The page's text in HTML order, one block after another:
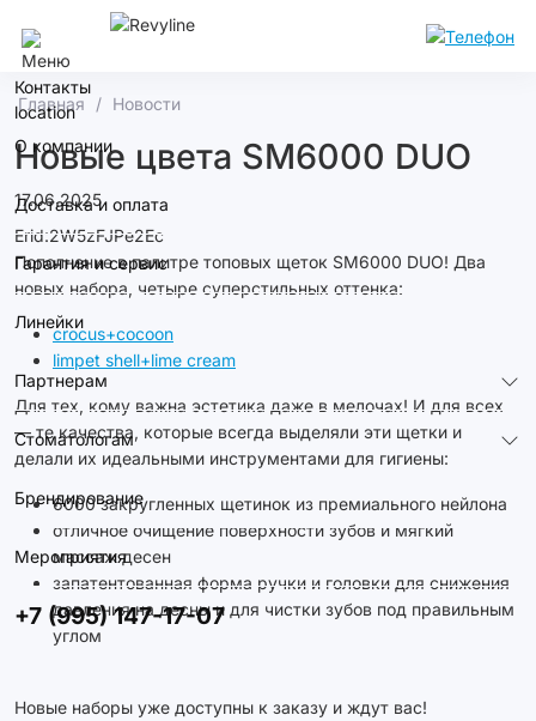
Воронеж
Контакты
О компании
Доставка и оплата
Гарантия и сервис
Линейки
Партнерам
Стоматологам
Брендирование
Мероприятия
+7 (995) 147-17-07
Главная Новости
Новые цвета SM6000 DUO
17.06.2025
Erid:2W5zFJPe2Ec
Пополнение в палитре топовых щеток SM6000 DUO! Два
новых набора, четыре суперстильных оттенка:
crocus+cocoon
limpet shell+lime cream
Для тех, кому важна эстетика даже в мелочах! И для всех
— те качества, которые всегда выделяли эти щетки и
делали их идеальными инструментами для гигиены:
6000 закругленных щетинок из премиального нейлона
отличное очищение поверхности зубов и мягкий
массаж десен
запатентованная форма ручки и головки для снижения
давления на десны и для чистки зубов под правильным
углом
Новые наборы уже доступны к заказу и ждут вас!